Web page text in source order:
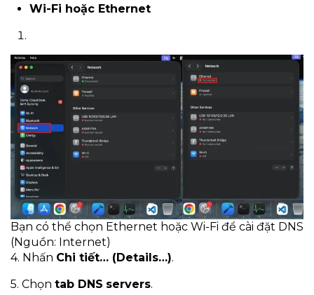
Wi-Fi hoặc Ethernet
Bạn có thể chọn Ethernet hoặc Wi-Fi để cài đặt DNS
(Nguồn: Internet)
4. Nhấn Chi tiết… (Details…).
5. Chọn tab DNS servers.